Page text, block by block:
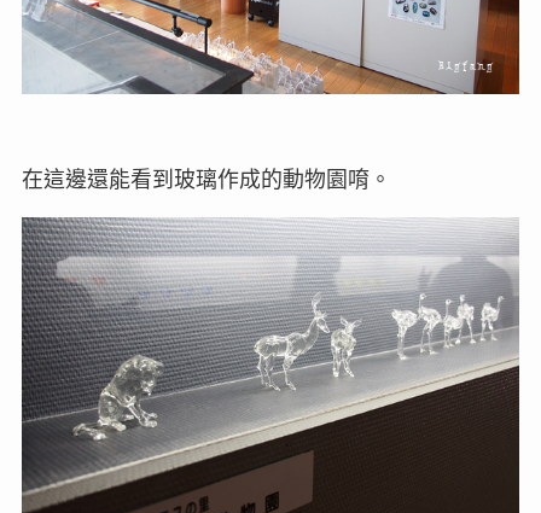
在這邊還能看到玻璃作成的動物園唷。